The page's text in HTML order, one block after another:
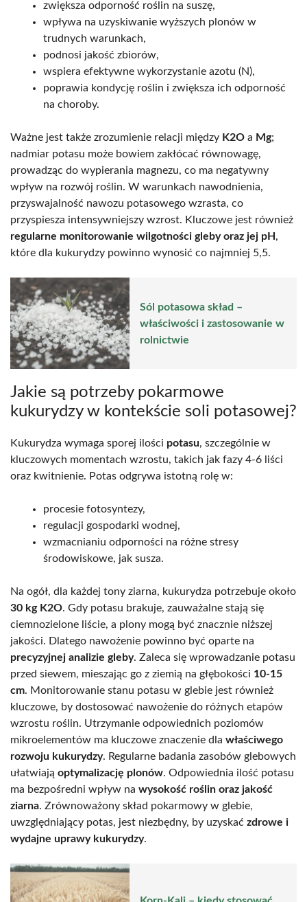
zwiększa odporność roślin na suszę,
wpływa na uzyskiwanie wyższych plonów w
trudnych warunkach,
podnosi jakość zbiorów,
wspiera efektywne wykorzystanie azotu (N),
poprawia kondycję roślin i zwiększa ich odporność
na choroby.
Ważne jest także zrozumienie relacji między K2O a Mg;
nadmiar potasu może bowiem zakłócać równowagę,
prowadząc do wypierania magnezu, co ma negatywny
wpływ na rozwój roślin. W warunkach nawodnienia,
przyswajalność nawozu potasowego wzrasta, co
przyspiesza intensywniejszy wzrost. Kluczowe jest również
regularne monitorowanie wilgotności gleby oraz jej pH ,
które dla kukurydzy powinno wynosić co najmniej 5,5.
Sól potasowa skład –
właściwości i zastosowanie w
rolnictwie
Jakie są potrzeby pokarmowe
kukurydzy w kontekście soli potasowej?
Kukurydza wymaga sporej ilości potasu, szczególnie w
kluczowych momentach wzrostu, takich jak fazy 4-6 liści
oraz kwitnienie. Potas odgrywa istotną rolę w:
procesie fotosyntezy,
regulacji gospodarki wodnej,
wzmacnianiu odporności na różne stresy
środowiskowe, jak susza.
Na ogół, dla każdej tony ziarna, kukurydza potrzebuje około
30 kg K2O. Gdy potasu brakuje, zauważalne stają się
ciemnozielone liście, a plony mogą być znacznie niższej
jakości. Dlatego nawożenie powinno być oparte na
precyzyjnej analizie gleby. Zaleca się wprowadzanie potasu
przed siewem, mieszając go z ziemią na głębokości 10-15
cm. Monitorowanie stanu potasu w glebie jest również
kluczowe, by dostosować nawożenie do różnych etapów
wzrostu roślin. Utrzymanie odpowiednich poziomów
mikroelementów ma kluczowe znaczenie dla właściwego
rozwoju kukurydzy. Regularne badania zasobów glebowych
ułatwiają optymalizację plonów. Odpowiednia ilość potasu
ma bezpośredni wpływ na wysokość roślin oraz jakość
ziarna. Zrównoważony skład pokarmowy w glebie,
uwzględniający potas, jest niezbędny, by uzyskać zdrowe i
wydajne uprawy kukurydzy.